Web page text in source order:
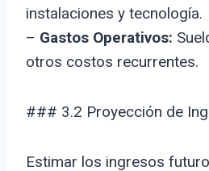
instalaciones y tecnología.
– Gastos Operativos:
otros costos recurrentes.
### 3.2 Proyección de
Estimar los ingresos